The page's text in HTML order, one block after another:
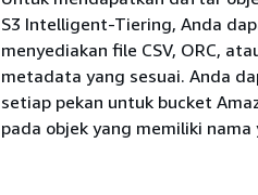
S3 Intelligent-Tiering, Anda
menyediakan file CSV, ORC,
metadata yang sesuai. Anda
setiap pekan untuk bucket
pada objek yang memiliki